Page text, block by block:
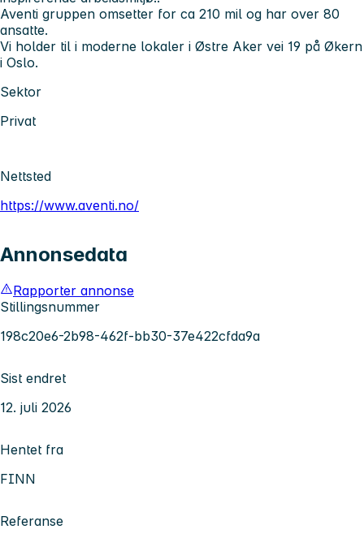
Aventi gruppen omsetter for ca 210 mil og har over 80
ansatte.
Vi holder til i moderne lokaler i Østre Aker vei 19 på Økern
i Oslo.
Sektor
Privat
Nettsted
https://www.aventi.no/
Annonsedata
Rapporter annonse
Stillingsnummer
198c20e6-2b98-462f-bb30-37e422cfda9a
Sist endret
12. juli 2026
Hentet fra
FINN
Referanse